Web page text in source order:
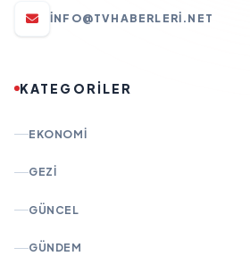
INFO@TVHABERLERI.NET
KATEGORİLER
EKONOMI
GEZI
GÜNCEL
GÜNDEM